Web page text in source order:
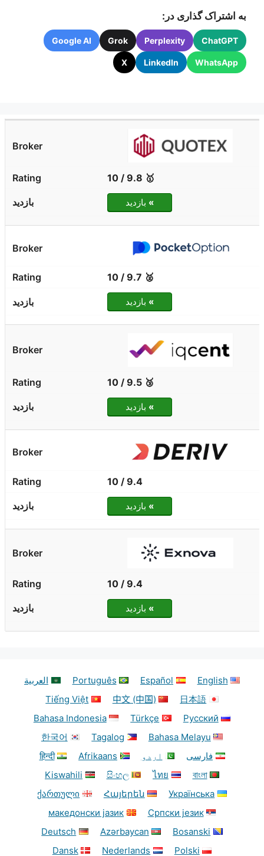
به اشتراک گذاری در:
ChatGPT
Perplexity
Grok
Google AI
WhatsApp
LinkedIn
X
🥇 9.8 / 10
» بازدید
🥈 9.7 / 10
» بازدید
🥉 9.5 / 10
» بازدید
9.4 / 10
» بازدید
9.4 / 10
» بازدید
English
Español
Português
العربية
日本語
中文 (中国)
Tiếng Việt
Русский
Türkçe
Bahasa Indonesia
Bahasa Melayu
Tagalog
한국어
فارسی
اردو Afrikaans
हिन्दी
বাংলা
ไทย
සිංහල
Kiswahili
Українська
Հայերեն
ქართული
Српски језик
македонски јазик
Bosanski
Azərbaycan
Deutsch
Polski
Nederlands
Dansk